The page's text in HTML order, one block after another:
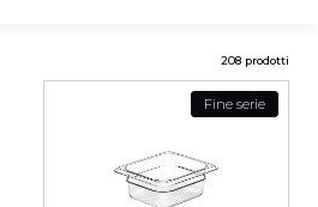
208 prodotti
Fine serie